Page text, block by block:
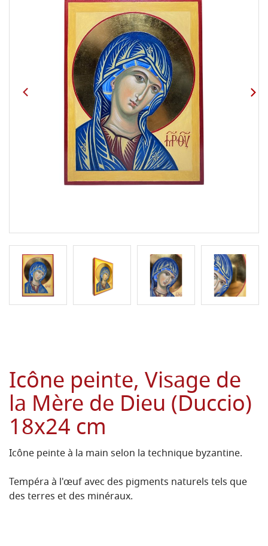
Icône peinte, Visage de
la Mère de Dieu (Duccio)
18x24 cm
Icône peinte à la main selon la technique byzantine.
Tempéra à l'œuf avec des pigments naturels tels que
des terres et des minéraux.